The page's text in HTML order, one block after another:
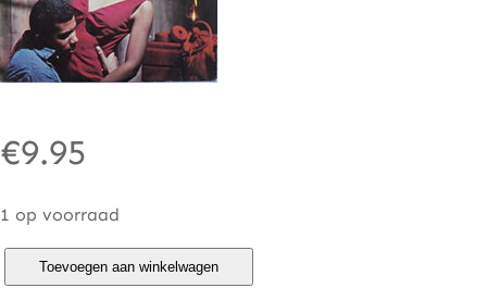
€9.95
1 op voorraad
Toevoegen aan winkelwagen